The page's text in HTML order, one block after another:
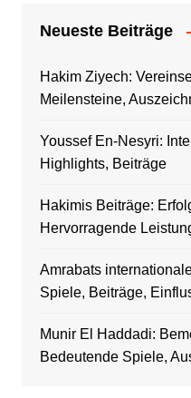
Neueste Beiträge
Hakim Ziyech:
Meilensteine,
Youssef En-Nesyri:
Highlights, Beiträge
Hakimis Beiträge:
Hervorragende
Amrabats
Spiele, Beiträge,
Munir El Haddadi:
Bedeutende Spiele,